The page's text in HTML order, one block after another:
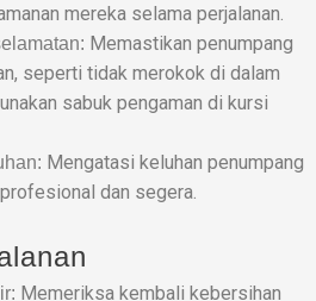
mereka selama perjalanan.
Memastikan penumpang
seperti tidak merokok di dalam
sabuk pengaman di kursi
Mengatasi keluhan penumpang
dan segera.
Memeriksa kembali kebersihan